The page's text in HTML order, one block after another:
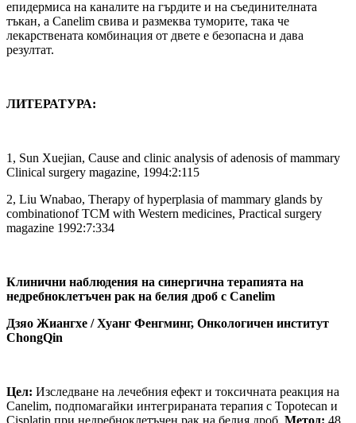
епидермиса на каналите на гърдите и на съединителната
тъкан, а Canelim свива и размеква туморите, така че
лекарствената комбинация от двете е безопасна и дава
резултат.
ЛИТЕРАТУРА:
1, Sun Xuejian, Cause and clinic analysis of adenosis of mammary
Clinical surgery magazine, 1994:2:115
2, Liu Wnabao, Therapy of hyperplasia of mammary glands by
combinationof TCM with Western medicines, Practical surgery
magazine 1992:7:334
Клинични наблюдения на синергична терапията на
недребноклетъчен рак на белия дроб с Canelim
Дзяо Жиангхе / Хуанг Фенгминг, Онкологичен институт
ChongQin
Цел: Изследване на лечебния ефект и токсичната реакция на
Canelim, подпомагайки интегрираната терапия с Topotecan и
Cisplatin при недребноклетъчен рак на белия дроб. Метод: 48